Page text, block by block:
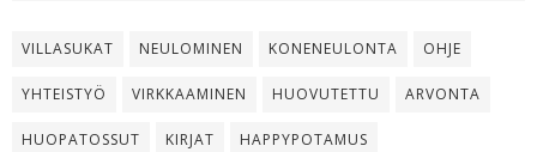
VILLASUKAT NEULOMINEN KONENEULONTA OHJE
YHTEISTYÖ VIRKKAAMINEN HUOVUTETTU ARVONTA
HUOPATOSSUT KIRJAT HAPPYPOTAMUS